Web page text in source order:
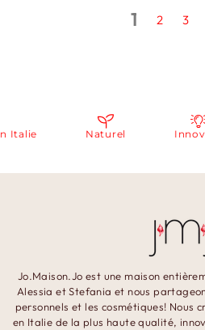
1 2 3
Naturel
Jo.Maison.Jo est une maison
Alessia et Stefania et nous
personnels et les cosmétiques! Nous
en Italie de la plus haute qualité,